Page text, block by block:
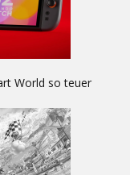
World so teuer